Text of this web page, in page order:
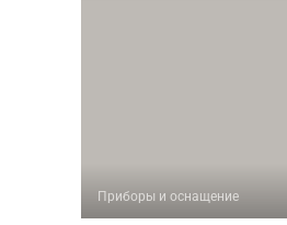
Приборы и оснащение